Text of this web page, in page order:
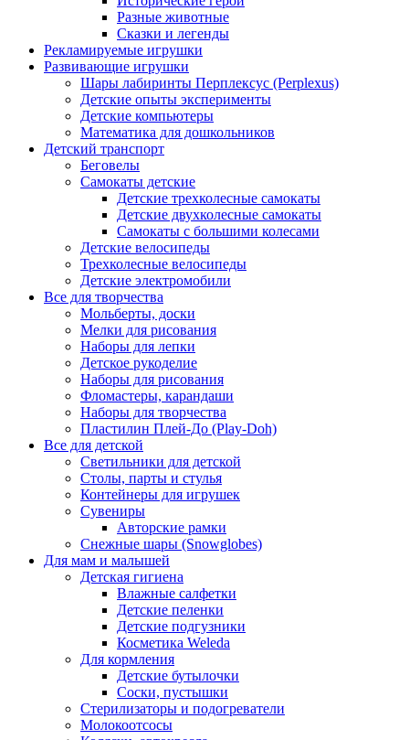
Разные животные
Сказки и легенды
Рекламируемые игрушки
Развивающие игрушки
Шары лабиринты Перплексус (Perplexus)
Детские опыты эксперименты
Детские компьютеры
Математика для дошкольников
Детский транспорт
Беговелы
Самокаты детские
Детские трехколесные самокаты
Детские двухколесные самокаты
Самокаты с большими колесами
Детские велосипеды
Трехколесные велосипеды
Детские электромобили
Все для творчества
Мольберты, доски
Мелки для рисования
Наборы для лепки
Детское рукоделие
Наборы для рисования
Фломастеры, карандаши
Наборы для творчества
Пластилин Плей-До (Play-Doh)
Все для детской
Светильники для детской
Столы, парты и стулья
Контейнеры для игрушек
Сувениры
Авторские рамки
Снежные шары (Snowglobes)
Для мам и малышей
Детская гигиена
Влажные салфетки
Детские пеленки
Детские подгузники
Косметика Weleda
Для кормления
Детские бутылочки
Соски, пустышки
Стерилизаторы и подогреватели
Молокоотсосы